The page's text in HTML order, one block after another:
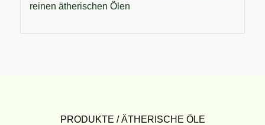
reinen ätherischen Ölen
PRODUKTE / ÄTHERISCHE ÖLE